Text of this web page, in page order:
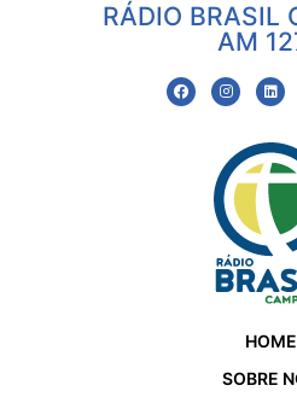
RÁDIO BRASIL
AM
HOME
SOBRE